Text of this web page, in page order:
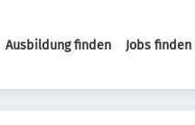
Ausbildung finden Jobs finden